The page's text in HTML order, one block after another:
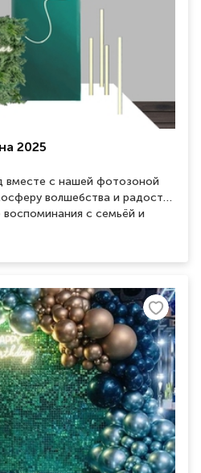
2025
вместе с нашей фотозоной
волшебства и радости,
с семьёй и
уникальными и
в памяти лишь самые
Забронируйте нашу